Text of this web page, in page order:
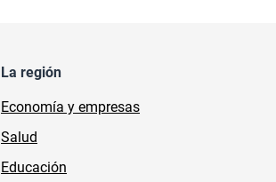
La región
Economía y empresas
Salud
Educación